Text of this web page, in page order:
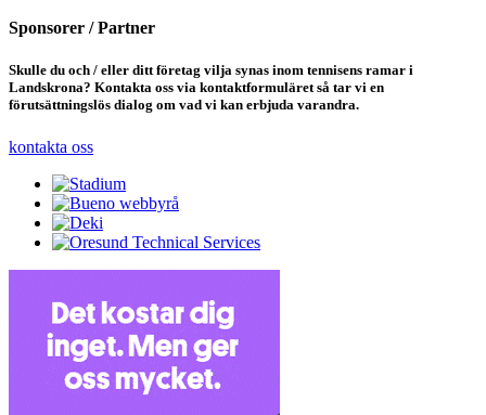
Sponsorer / Partner
Skulle du och / eller ditt företag vilja synas inom tennisens ramar i
Landskrona? Kontakta oss via kontaktformuläret så tar vi en
förutsättningslös dialog om vad vi kan erbjuda varandra.
kontakta oss